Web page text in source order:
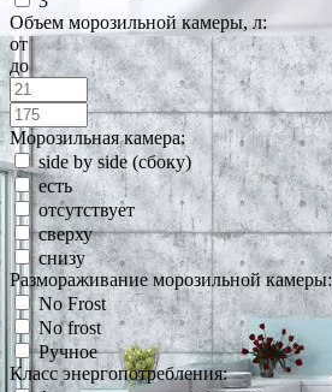
Объем морозильной камеры, л:
от
до
Морозильная камера:
side by side (сбоку)
есть
отсутствует
сверху
снизу
Размораживание морозильной камеры:
No Frost
No frost
Ручное
Класс энергопотребления: